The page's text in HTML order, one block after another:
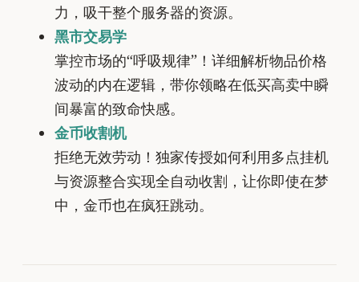
力，吸干整个服务器的资源。
黑市交易学
掌控市场的“呼吸规律”！详细解析物品价格
波动的内在逻辑，带你领略在低买高卖中瞬
间暴富的致命快感。
金币收割机
拒绝无效劳动！独家传授如何利用多点挂机
与资源整合实现全自动收割，让你即使在梦
中，金币也在疯狂跳动。